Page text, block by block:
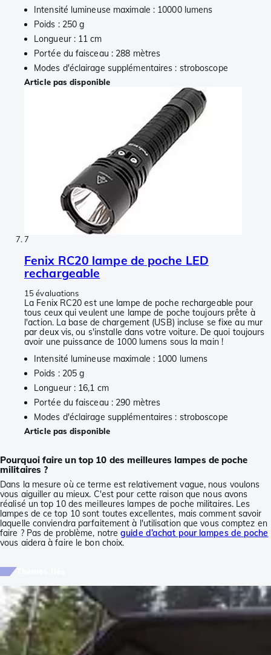
Intensité lumineuse maximale : 10000 lumens
Poids : 250 g
Longueur : 11 cm
Portée du faisceau : 288 mètres
Modes d'éclairage supplémentaires : stroboscope
Article pas disponible
7
Fenix RC20 lampe de poche LED
rechargeable
15 évaluations
La Fenix RC20 est une lampe de poche rechargeable pour
tous ceux qui veulent une lampe de poche toujours prête à
l'action. La base de chargement (USB) incluse se fixe au mur
par deux vis, ou s'installe dans votre voiture. De quoi toujours
avoir une puissance de 1000 lumens sous la main !
Intensité lumineuse maximale : 1000 lumens
Poids : 205 g
Longueur : 16,1 cm
Portée du faisceau : 290 mètres
Modes d'éclairage supplémentaires : stroboscope
Article pas disponible
Pourquoi faire un top 10 des meilleures lampes de poche
militaires ?
Dans la mesure où ce terme est relativement vague, nous voulons
vous aiguiller au mieux. C'est pour cette raison que nous avons
réalisé un top 10 des meilleures lampes de poche militaires. Les
lampes de ce top 10 sont toutes excellentes, mais comment savoir
laquelle conviendra parfaitement à l'utilisation que vous comptez en
faire ? Pas de problème, notreguide d’achat pour lampes de poche
vous aidera à faire le bon choix.